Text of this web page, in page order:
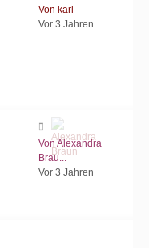
Von karl
Vor 3 Jahren
Von Alexandra
Brau...
Vor 3 Jahren